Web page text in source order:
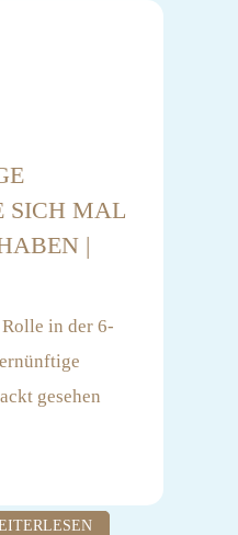
SICH MAL
|
in der 6-
gesehen